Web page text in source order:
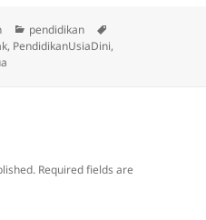
Categories
pendidikan
, PendidikanUsiaDini,
Required fields are